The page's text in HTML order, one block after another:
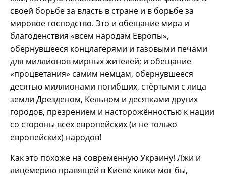
своей борьбе за власть в стране и в борьбе за
мировое господство. Это и обещание мира и
благоденствия «всем народам Европы»,
обернувшееся концлагерями и газовыми печами
для миллионов мирных жителей; и обещание
«процветания» самим немцам, обернувшееся
десятью миллионами погибших, стёртыми с лица
земли Дрезденом, Кельном и десятками других
городов, презрением и насторожённостью к нации
со стороны всех европейских (и не только
европейских) народов!
Как это похоже на современную Украину! Лжи и
лицемерию правящей в Киеве клики мог бы,